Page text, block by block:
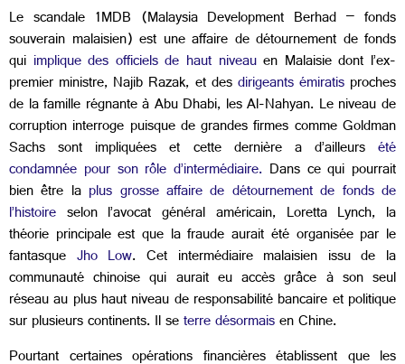
Le scandale 1MDB (Malaysia Development Berhad – fonds
souverain malaisien) est une affaire de détournement de fonds
qui implique des officiels de haut niveauen Malaisie dont l’ex-
premier ministre, Najib Razak, et desdirigeants émiratisproches
de la famille régnante à Abu Dhabi, les Al-Nahyan. Le niveau de
corruption interroge puisque de grandes firmes comme Goldman
Sachs sont impliquées et cette dernière a d’ailleursété
condamnée pour son rôle d’intermédiaire. Dans ce qui pourrait
bien être laplus grosse affaire de détournement de fonds de
l’histoire selon l’avocat général américain, Loretta Lynch, la
théorie principale est que la fraude aurait été organisée par le
fantasque Jho Low. Cet intermédiaire malaisien issu de la
communauté chinoise qui aurait eu accès grâce à son seul
réseau au plus haut niveau de responsabilité bancaire et politique
sur plusieurs continents. Il seterre désormaisen Chine.
Pourtant certaines opérations financières établissent que les